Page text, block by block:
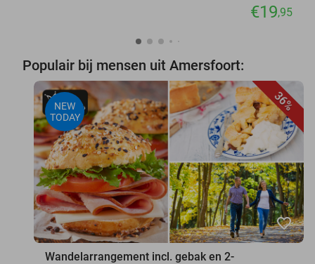
€19,95
Populair bij mensen uit Amersfoort:
36%
NEW
TODAY
favorite_border
Wandelarrangement incl. gebak en 2-